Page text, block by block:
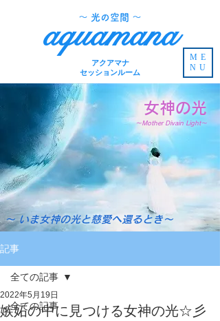
aquamana
​～ 光の空間 ～
アクアマナ
セッションルーム
ME
NU
～Mother Divain Light～
女神の光
～ いま女神の光と慈愛へ還るとき～
記事
全ての記事
全ての記事
嫉妬の中に見つける女神の光☆彡
2022年5月19日